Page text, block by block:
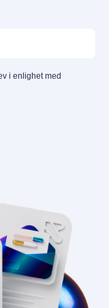
i enlighet med